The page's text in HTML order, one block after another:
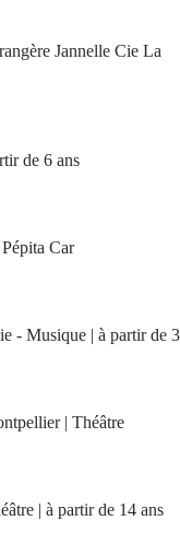
Jannelle Cie La
de 6 ans
Car
- Musique | à partir de 3
| Théâtre
| à partir de 14 ans